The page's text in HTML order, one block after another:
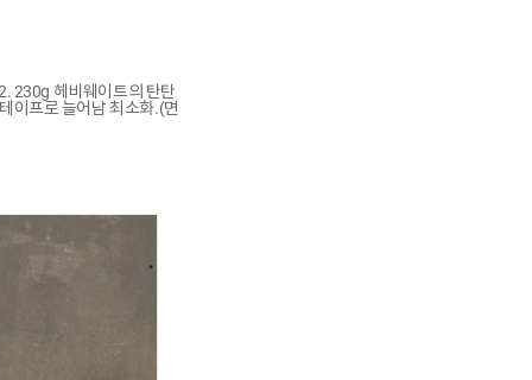
230g 헤비웨이트의 탄탄
이프로 늘어남 최소화.(면